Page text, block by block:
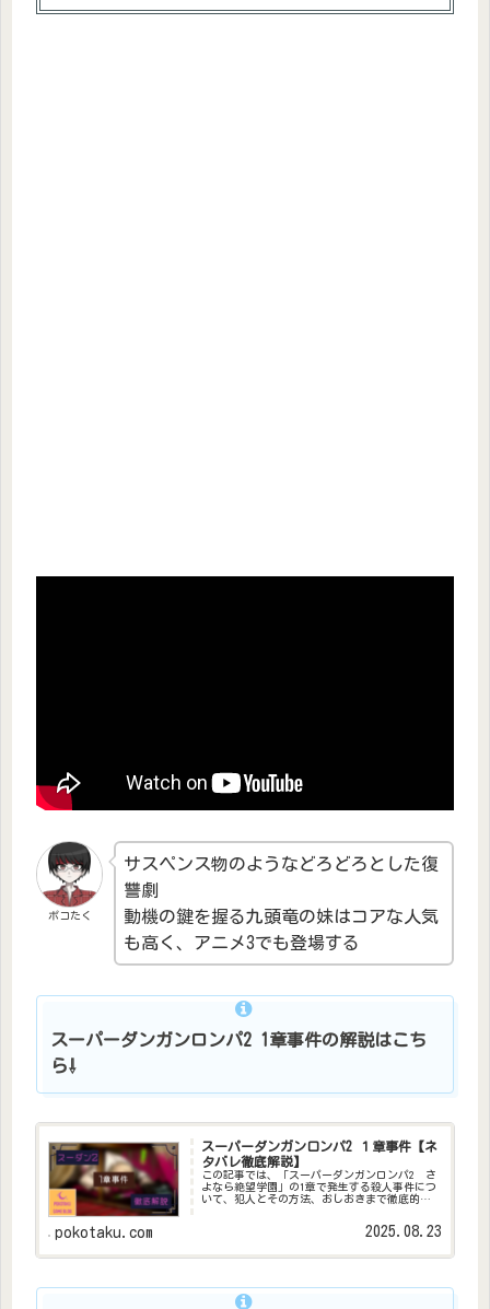
ポコたく
サスペンス物のようなどろどろとした復
讐劇
動機の鍵を握る九頭竜の妹はコアな人気
も高く、アニメ3でも登場する
スーパーダンガンロンパ2 1章事件の解説はこち
ら⇩
スーパーダンガンロンパ2 １章事件【ネ
タバレ徹底解説】
この記事では、「スーパーダンガンロンパ2 さ
よなら絶望学園」の1章で発生する殺人事件につ
いて、犯人とその方法、おしおきまで徹底的に
ます。閲覧の際は気を付けてください。ダンガ
pokotaku.com 2025.08.23